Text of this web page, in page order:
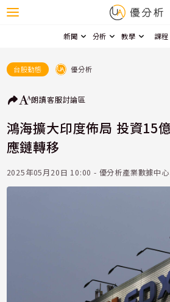
新聞 分析 教學 課程
台股動態 優分析
朗讀客服討論區
鴻海擴大印度佈局 投資15
應鏈轉移
2025年05月20日 10:00 - 優分析產業數據中心